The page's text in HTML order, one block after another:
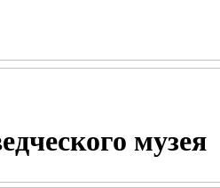
музея